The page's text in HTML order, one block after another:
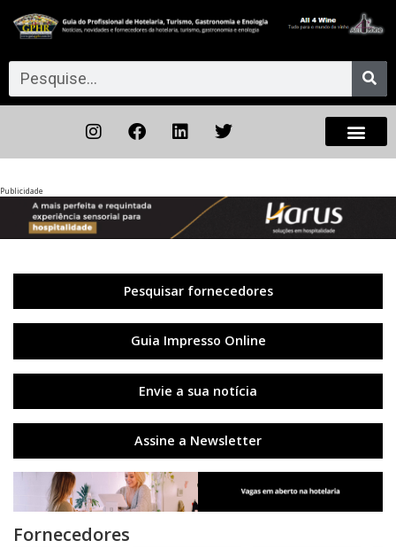
Publicidade
Pesquisar fornecedores
Guia Impresso Online
Envie a sua notícia
Assine a Newsletter
Fornecedores